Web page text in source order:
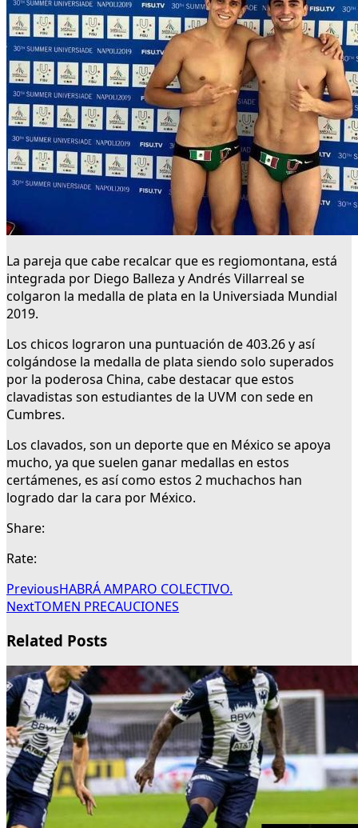
La pareja que cabe recalcar que es regiomontana, está
integrada por Diego Balleza y Andrés Villarreal se
colgaron la medalla de plata en la Universiada Mundial
2019.
Los chicos lograron una puntuación de 403.26 y así
colgándose la medalla de plata siendo solo superados
por la poderosa China, cabe destacar que estos
clavadistas son estudiantes de la UVM con sede en
Cumbres.
Los clavados, son un deporte que en México se apoya
mucho, ya que suelen ganar medallas en estos
certámenes, es así como estos 2 muchachos han
logrado dar la cara por México.
Share:
Rate:
PreviousHABRÁ AMPARO COLECTIVO.
NextTOMEN PRECAUCIONES
Related Posts